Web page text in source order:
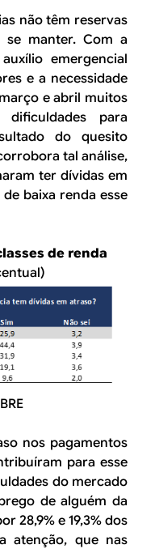
não têm reservas
se manter. Com a
emergencial
e a necessidade
e abril muitos
dificuldades para
do quesito
tal análise,
ter dívidas em
baixa renda esse
de renda
nos pagamentos
para esse
do mercado
de alguém da
28,9% e 19,3% dos
atenção, que nas